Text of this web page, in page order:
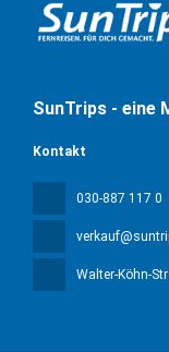
SunTrips - eine
Kontakt
030-887 117 0
Walter-Köhn-